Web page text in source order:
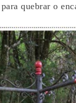
quebrar o